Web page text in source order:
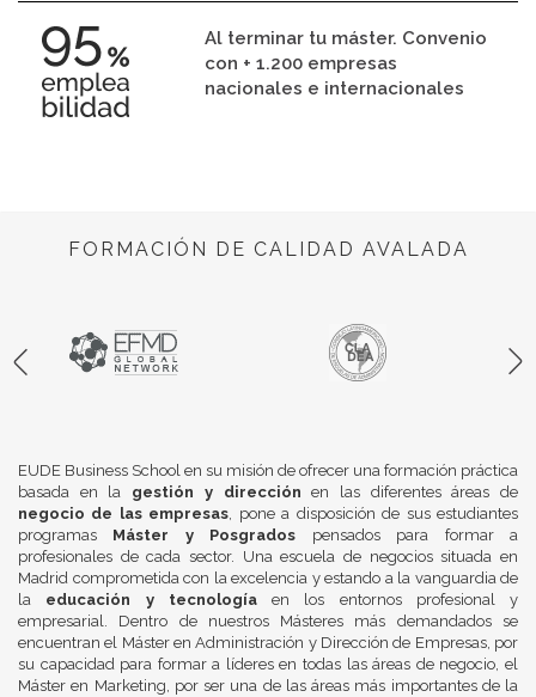
Al terminar tu máster. Convenio
con + 1.200 empresas
nacionales e internacionales
FORMACIÓN DE CALIDAD AVALADA
EUDE Business School en su misión de ofrecer una formación práctica
basada en la gestión y dirección en las diferentes áreas de
negocio de las empresas, pone a disposición de sus estudiantes
programas Máster y Posgrados pensados para formar a
profesionales de cada sector. Una escuela de negocios situada en
Madrid comprometida con la excelencia y estando a la vanguardia de
la educación y tecnologíaen los entornos profesional y
empresarial. Dentro de nuestros Másteres más demandados se
encuentran el Máster en Administración y Dirección de Empresas, por
su capacidad para formar a líderes en todas las áreas de negocio, el
Máster en Marketing, por ser una de las áreas más importantes de la